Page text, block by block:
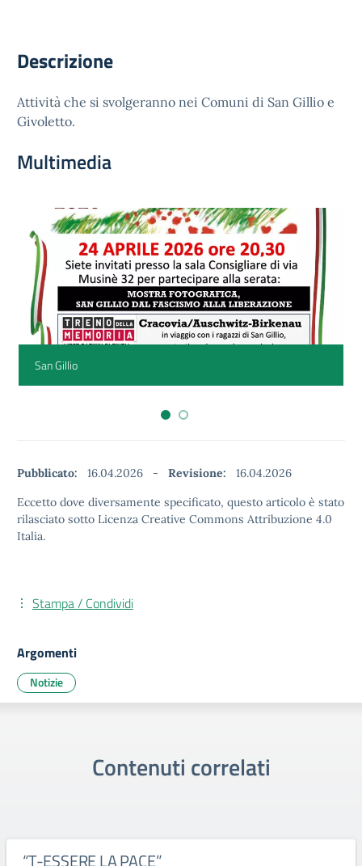
Descrizione
Attività che si svolgeranno nei Comuni di San Gillio e
Givoletto.
Multimedia
San Gillio
Pubblicato: 16.04.2026 - Revisione:
16.04.2026
Eccetto dove diversamente specificato, questo articolo è stato
rilasciato sotto Licenza Creative Commons Attribuzione 4.0
Italia.
Stampa / Condividi
Argomenti
Notizie
Contenuti correlati
“T-ESSERE LA PACE”